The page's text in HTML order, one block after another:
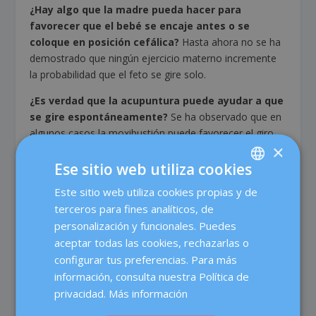
¿Hay algo que la madre pueda hacer para
favorecer que el bebé se encaje antes o se
coloque en posición cefálica? Hasta ahora no se ha
demostrado que ningún ejercicio materno incremente
la probabilidad que el feto se gire solo.
¿Es verdad que la acupuntura puede ayudar a que
se gire espontáneamente? Se ha observado que en
algunos casos la moxibustión puede favorecer el giro
del bebé, pero no se dispone de estudios científicos lo
suficientemente amplios y que valoren diversos
de esta técnica para lograr este fin.
¿Es verdad que si la bolsa amniótica tiene mucho
líquido, el bebé se mueve más?Sí, porque dispone
de más espacio, un hecho que le permite moverse y
voltearse con más facilidad. También el tamaño de la
pelvis materna puede determinar la capacidad de
colocarse en presentación cefálica que tiene el bebé
SPANISH
×
Ese sitio web utiliza cookies
Este sitio web utiliza cookies propias y de
terceros para fines analíticos, de
personalización y funcionales. Puedes
aceptar todas las cookies, rechazarlas o
configurar tus preferencias. Para más
información, consulta nuestra Política de
privacidad. Más información